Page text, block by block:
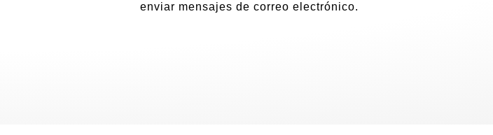
enviar mensajes de correo electrónico.